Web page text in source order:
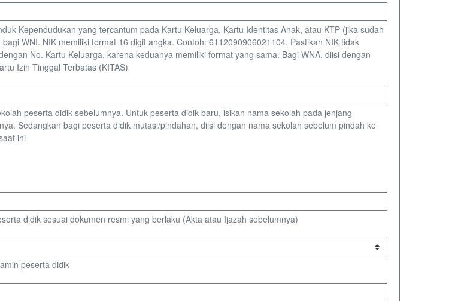
Kependudukan yang tercantum pada Kartu Keluarga, Kartu Identitas Anak, atau KTP (jika sudah
bagi WNI. NIK memiliki format 16 digit angka. Contoh: 6112090906021104. Pastikan NIK tidak
No. Kartu Keluarga, karena keduanya memiliki format yang sama. Bagi WNA, diisi dengan
Izin Tinggal Terbatas (KITAS)
peserta didik sebelumnya. Untuk peserta didik baru, isikan nama sekolah pada jenjang
Sedangkan bagi peserta didik mutasi/pindahan, diisi dengan nama sekolah sebelum pindah ke
ini
didik sesuai dokumen resmi yang berlaku (Akta atau Ijazah sebelumnya)
peserta didik